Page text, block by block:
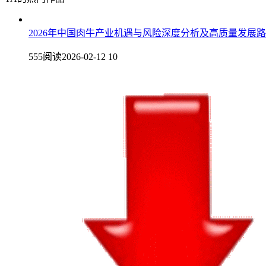
2026年中国肉牛产业机遇与风险深度分析及高质量发展
555阅读2026-02-12 10